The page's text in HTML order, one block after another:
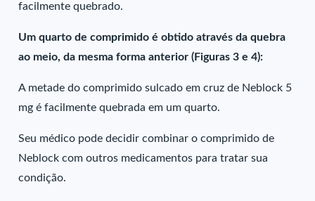
facilmente quebrado.
Um quarto de comprimido é obtido através da quebra
ao meio, da mesma forma anterior (Figuras 3 e 4):
A metade do comprimido sulcado em cruz de Neblock 5
mg é facilmente quebrada em um quarto.
Seu médico pode decidir combinar o comprimido de
Neblock com outros medicamentos para tratar sua
condição.